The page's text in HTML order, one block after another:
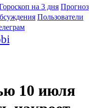
на 3 дня Прогноз
Пользователи
10 июля